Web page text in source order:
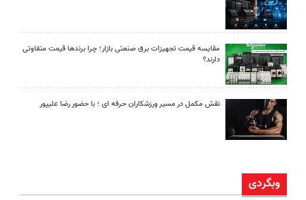
مقایسه قیمت تجهیزات برق صنعتی بازار؛ چرا برندها قیمت متفاوتی
دارند؟
نقش مکمل در مسیر ورزشکاران حرفه ای ؛ با حضور رضا علیپور
وبگردی